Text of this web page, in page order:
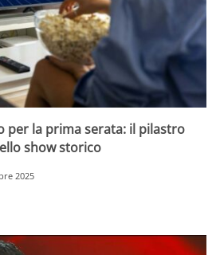
per la prima serata: il pilastro
show storico
2025